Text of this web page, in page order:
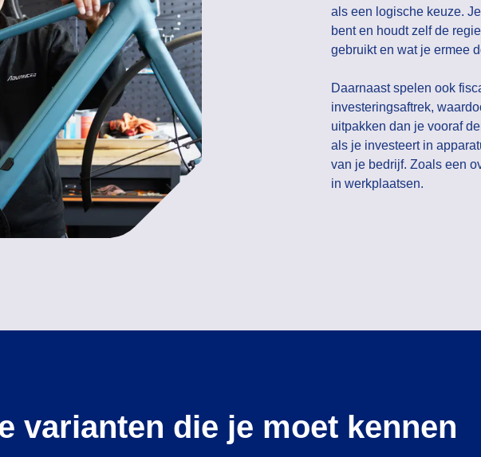
als een logische keuze.
bent en houdt zelf de
gebruikt en wat je ermee
Daarnaast spelen ook
investeringsaftrek,
uitpakken dan je vooraf
als je investeert in
van je bedrijf. Zoals een
in werkplaatsen.
varianten die je moet kennen